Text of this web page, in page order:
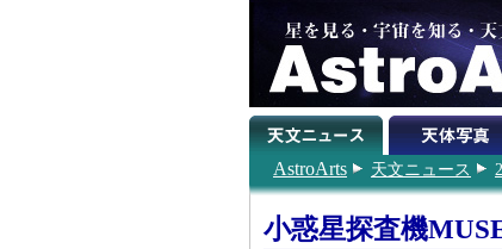
AstroArts 天文ニュース
小惑星探査機